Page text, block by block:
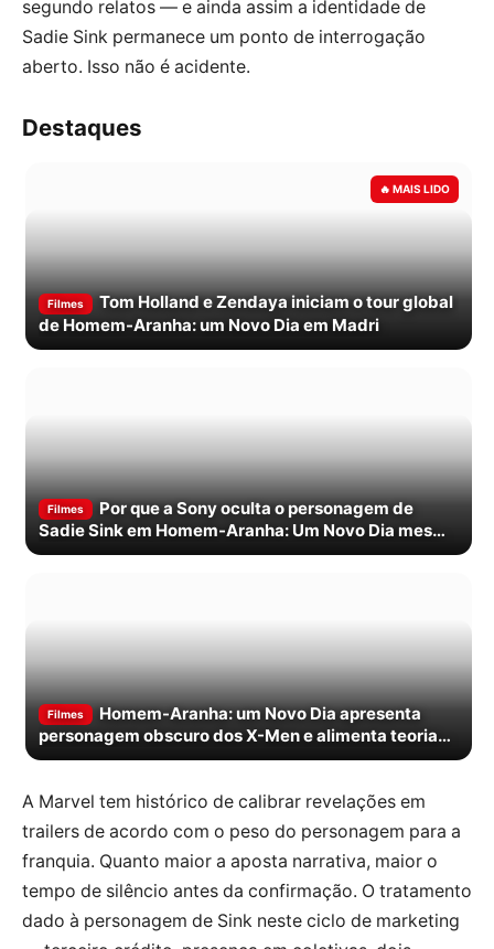
segundo relatos — e ainda assim a identidade de
Sadie Sink permanece um ponto de interrogação
aberto. Isso não é acidente.
Destaques
Filmes
Tom Holland e Zendaya iniciam o tour global
de Homem-Aranha: um Novo Dia em Madri
Filmes
Por que a Sony oculta o personagem de
Sadie Sink em Homem-Aranha: Um Novo Dia mesmo
nas promos oficiais
Filmes
Homem-Aranha: um Novo Dia apresenta
personagem obscuro dos X-Men e alimenta teorias
sobre Jean Grey
A Marvel tem histórico de calibrar revelações em
trailers de acordo com o peso do personagem para a
franquia. Quanto maior a aposta narrativa, maior o
tempo de silêncio antes da confirmação. O tratamento
dado à personagem de Sink neste ciclo de marketing